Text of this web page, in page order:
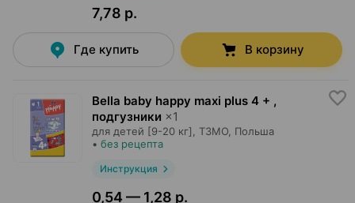
7,78 р.
Где купить В корзину
Bella baby happy maxi plus 4 + ,
подгузники ×1
для детей [9-20 кг], ТЗМО , Польша
• без рецепта
Инструкция
0,54 — 1,28 р.